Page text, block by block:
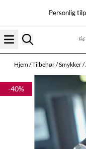
Hopp til innholdPersonlig
Hjem/Tilbehør/Smykker/
-40%